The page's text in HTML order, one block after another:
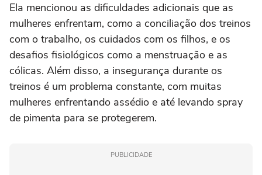
Ela mencionou as dificuldades adicionais que as
mulheres enfrentam, como a conciliação dos treinos
com o trabalho, os cuidados com os filhos, e os
desafios fisiológicos como a menstruação e as
cólicas. Além disso, a insegurança durante os
treinos é um problema constante, com muitas
mulheres enfrentando assédio e até levando spray
de pimenta para se protegerem.
PUBLICIDADE